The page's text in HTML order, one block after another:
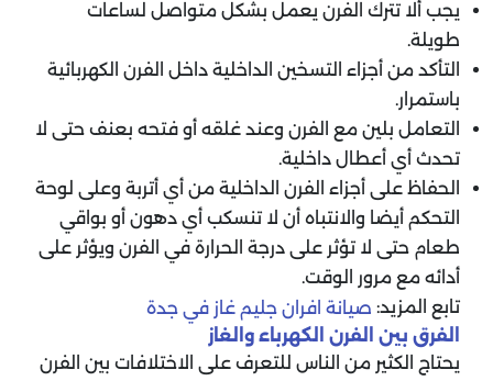
يجب ألا تترك الفرن يعمل بشكل متواصل لساعات
طويلة.
التأكد من أجزاء التسخين الداخلية داخل الفرن الكهربائية
باستمرار.
التعامل بلين مع الفرن وعند غلقه أو فتحه بعنف حتى لا
تحدث أي أعطال داخلية.
الحفاظ على أجزاء الفرن الداخلية من أي أتربة وعلى لوحة
التحكم أيضا والانتباه أن لا تنسكب أي دهون أو بواقي
طعام حتى لا تؤثر على درجة الحرارة في الفرن ويؤثر على
أدائه مع مرور الوقت.
تابع المزيد: صيانة افران جليم غاز في جدة
الفرق بين الفرن الكهرباء والغاز
يحتاج الكثير من الناس للتعرف على الاختلافات بين الفرن